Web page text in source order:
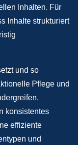
Inhalten. Für
Inhalte strukturiert
und so
Pflege und
konsistentes
effiziente
und